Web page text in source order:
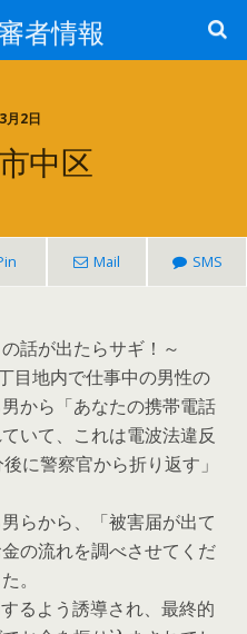
者情報
月2日
中区
Mail SMS
話が出たらサギ！～
目地内で仕事中の男性の
から「あなたの携帯電話
いて、これは電波法違反
に警察官から折り返す」
らから、「被害届が出て
の流れを調べさせてくだ
。
るよう誘導され、最終的